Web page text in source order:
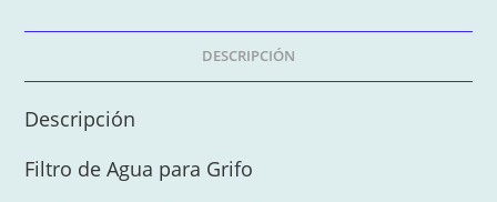
DESCRIPCIÓN
Descripción
Filtro de Agua para Grifo